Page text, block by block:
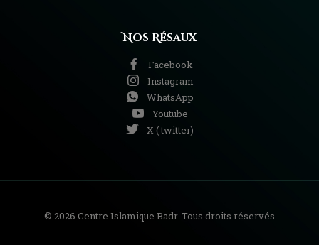
Nos Résaux
Facebook
Instagram
WhatsApp
Youtube
X ( twitter)
© 2026 Centre Islamique Badr. Tous droits réservés.